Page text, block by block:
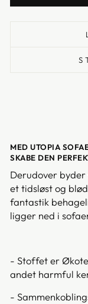
MED UTOPIA
SKABE DEN
Derudover
et tidsløst og
fantastik
ligger ned i
- Stoffet er
andet harmful
-